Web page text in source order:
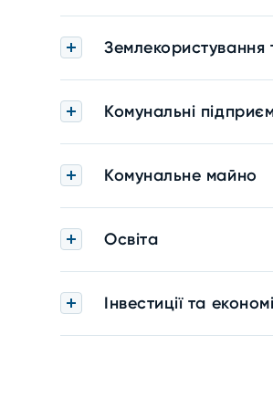
Землекористування
Комунальні
Комунальне майно
Освіта
Інвестиції та